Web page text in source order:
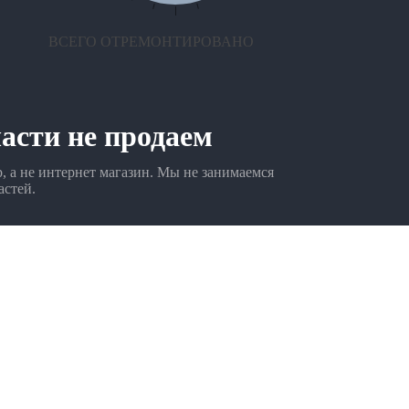
ВСЕГО ОТРЕМОНТИРОВАНО
не продаем
не интернет магазин. Мы не занимаемся